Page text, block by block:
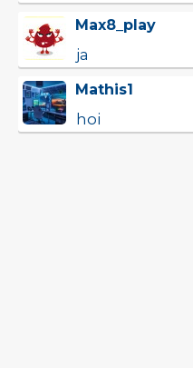
Max8_play
ja
Mathis1
hoi